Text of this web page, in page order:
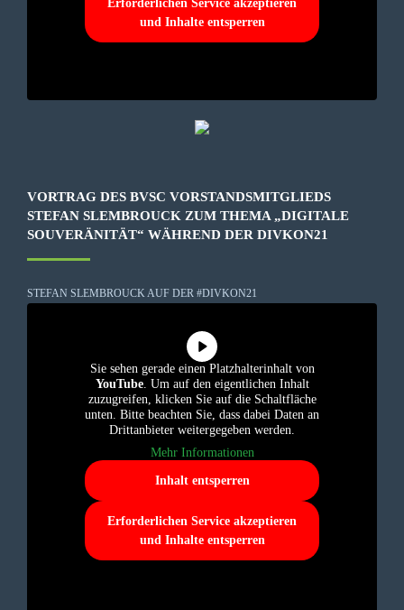
Erforderlichen Service akzeptieren
und Inhalte entsperren
VORTRAG DES BVSC VORSTANDSMITGLIEDS
STEFAN SLEMBROUCK ZUM THEMA „DIGITALE
SOUVERÄNITÄT“ WÄHREND DER DIVKON21
STEFAN SLEMBROUCK AUF DER #DIVKON21
Sie sehen gerade einen Platzhalterinhalt von
YouTube. Um auf den eigentlichen Inhalt
zuzugreifen, klicken Sie auf die Schaltfläche
unten. Bitte beachten Sie, dass dabei Daten an
Drittanbieter weitergegeben werden.
Mehr Informationen
Inhalt entsperren
Erforderlichen Service akzeptieren
und Inhalte entsperren